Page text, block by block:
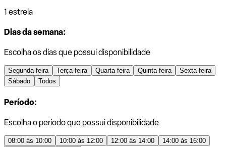
1 estrela
Dias da semana:
Escolha os dias que possui disponibilidade
Segunda-feira Terça-feira Quarta-feira Quinta-feira
Sexta-feira
Sábado
Todos
Período:
Escolha o período que possui disponibilidade
08:00 às 10:00 10:00 às 12:00 12:00 às 14:00
14:00 às 16:00